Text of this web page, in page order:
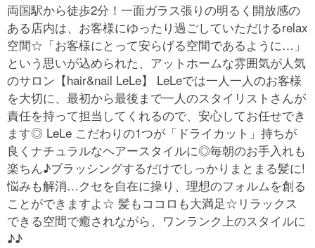
両国駅から徒歩2分！一面ガラス張りの明るく開放感の
ある店内は、お客様にゆったり過ごしていただけるrelax
空間☆「お客様にとって安らげる空間であるように…」
という思いが込められた、アットホームな雰囲気が人気
のサロン【hair&nail LeLe】 LeLeでは一人一人のお客様
を大切に、最初から最後まで一人のスタイリストさんが
責任を持って担当してくれるので、安心してお任せでき
ます◎ LeLe こだわりの1つが「ドライカット」持ちが
良くナチュラルなヘアースタイルに◎毎朝のお手入れも
楽ちん♪ブラッシングするだけでしっかりまとまる髪に!
悩みも解消…クセを自在に操り、理想のフォルムを創る
ことができますよ☆ 髪もココロも大満足☆リラックス
できる空間で癒されながら、ワンランク上のスタイルに
♪♪